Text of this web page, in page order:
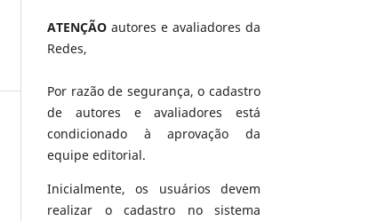
ATENÇÃO autores e avaliadores da
Redes,
Por razão de segurança, o cadastro
de autores e avaliadores está
condicionado à aprovação da
equipe editorial.
Inicialmente, os usuários devem
realizar o cadastro no sistema